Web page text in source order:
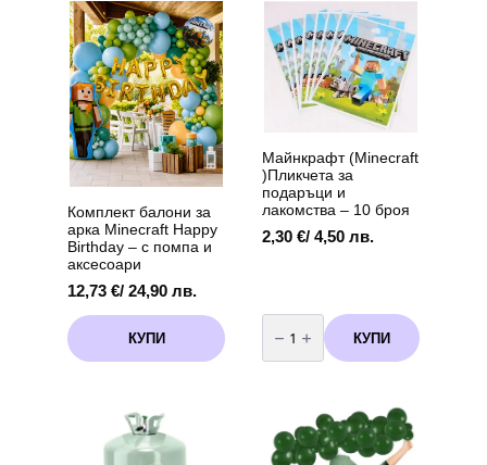
Комплект балони за
арка Minecraft Happy
Birthday – с помпа и
аксесоари
12,73 €/ 24,90 лв.
КУПИ
Майнкрафт (Minecraft
)Пликчета за
подаръци и
лакомства – 10 броя
2,30 €/ 4,50 лв.
количество
за
Майнкрафт
(Minecraft
лакомства
10
КУПИ